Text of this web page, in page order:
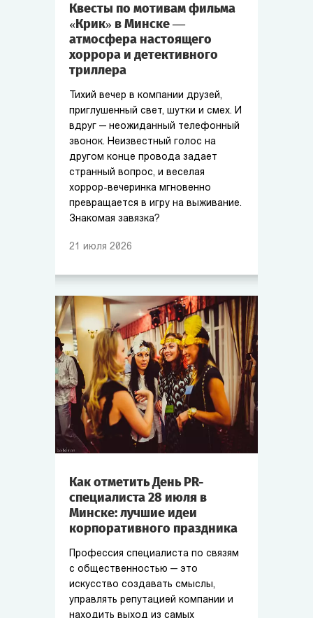
Квесты по мотивам фильма
«Крик» в Минске —
атмосфера настоящего
хоррора и детективного
триллера
Тихий вечер в компании друзей,
приглушенный свет, шутки и смех. И
вдруг — неожиданный телефонный
звонок. Неизвестный голос на
другом конце провода задает
странный вопрос, и веселая
хоррор-вечеринка мгновенно
превращается в игру на выживание.
Знакомая завязка?
21 июля 2026
Как отметить День PR-
специалиста 28 июля в
Минске: лучшие идеи
корпоративного праздника
Профессия специалиста по связям
с общественностью — это
искусство создавать смыслы,
управлять репутацией компании и
находить выход из самых